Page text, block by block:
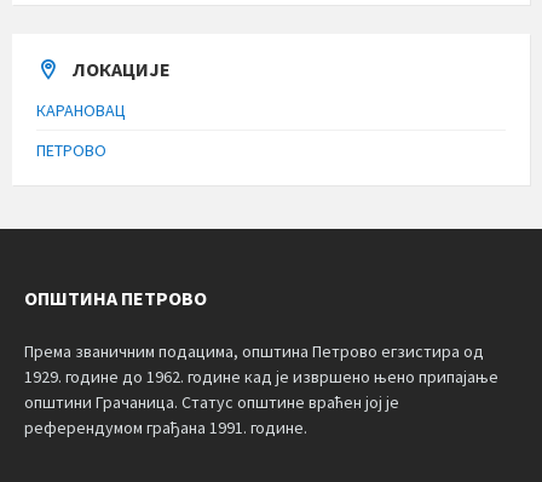
ЛОКАЦИЈЕ
КАРАНОВАЦ
ПЕТРОВО
ОПШТИНА ПЕТРОВО
Према званичним подацима, општина Петрово егзистира од
1929. године до 1962. године кад је извршено њено припајање
општини Грачаница. Статус општине враћен јој је
референдумом грађана 1991. године.